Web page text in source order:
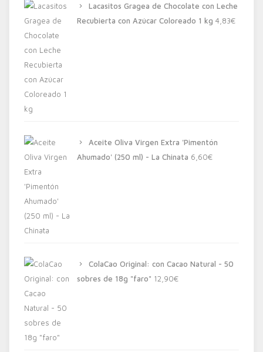
Lacasitos Gragea de Chocolate con Leche
Recubierta con Azúcar Coloreado 1 kg 4,83€
Aceite Oliva Virgen Extra 'Pimentón
Ahumado' (250 ml) - La Chinata 6,60€
ColaCao Original: con Cacao Natural - 50
sobres de 18g "faro" 12,90€